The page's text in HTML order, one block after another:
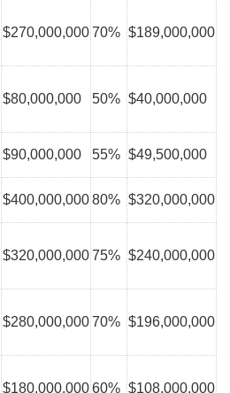
$270,000,00070% $189,000,000
$80,000,000 50% $40,000,000
$90,000,000 55% $49,500,000
$400,000,00080% $320,000,000
$320,000,00075% $240,000,000
$280,000,00070% $196,000,000
$180,000,00060% $108,000,000